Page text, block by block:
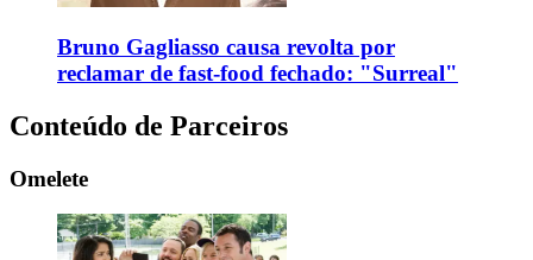
Bruno Gagliasso causa revolta por
reclamar de fast-food fechado: "Surreal"
Conteúdo de Parceiros
Omelete